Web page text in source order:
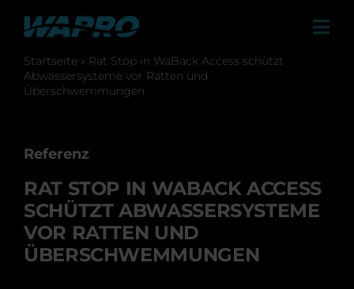
content
Produkte
Lösungen
Über uns und unsere Lebenseinstellung
Karriere
Startseite» Rat Stop in WaBack Access schützt
Abwassersysteme vor Ratten und
Überschwemmungen
Referenz
RAT STOP IN WABACK ACCESS
SCHÜTZT ABWASSERSYSTEME
VOR RATTEN UND
ÜBERSCHWEMMUNGEN